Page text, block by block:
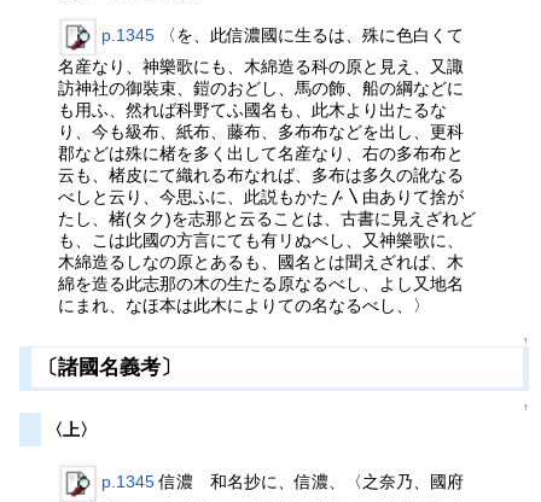
p.1345 〈を、此信濃國に生るは、殊に色白くて
名産なり、神樂歌にも、木綿造る科の原と見え、又諏
訪神社の御裝束、鎧のおどし、馬の飾、船の綱などに
も用ふ、然れば科野てふ國名も、此木より出たるな
り、今も級布、紙布、藤布、多布布などを出し、更科
郡などは殊に楮を多く出して名産なり、右の多布布と
云も、楮皮にて織れる布なれば、多布は多久の訛なる
べしと云り、今思ふに、此説もかた〴〵由ありて捨が
たし、楮(タク)を志那と云ることは、古書に見えざれど
も、こは此國の方言にても有リぬべし、又神樂歌に、
木綿造るしなの原とあるも、國名とは聞えざれば、木
綿を造る此志那の木の生たる原なるべし、よし又地名
にまれ、なほ本は此木によりての名なるべし、〉
↑
〔諸國名義考〕
↑
〈上〉
p.1345信濃 和名抄に、信濃、〈之奈乃、國府